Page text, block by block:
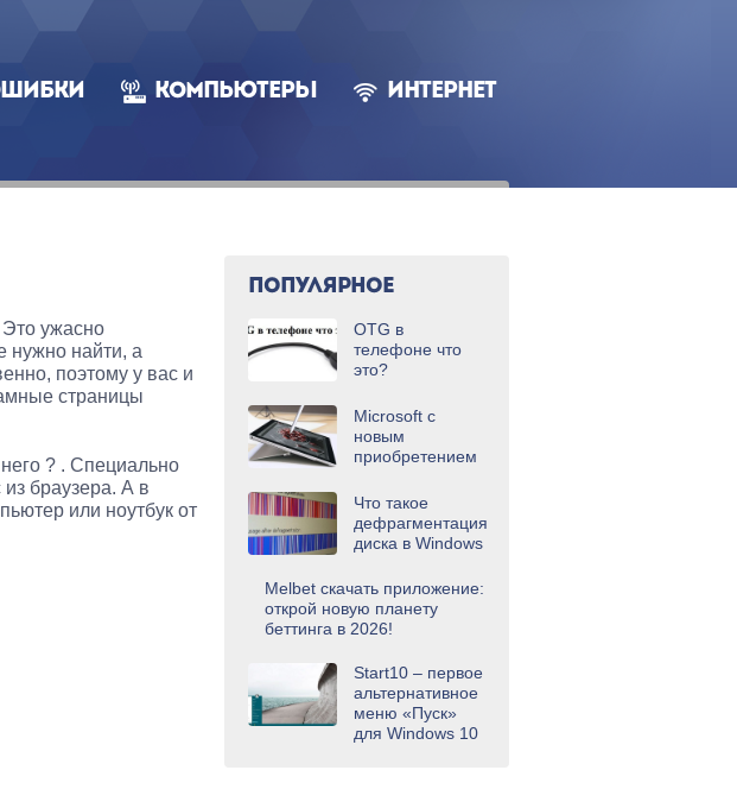
КОМПЬЮТЕРЫ ИНТЕРНЕТ
Это ужасно
нужно найти, а
поэтому у вас и
страницы
? . Специально
браузера. А в
или ноутбук от
ПОПУЛЯРНОЕ
OTG в
телефоне что
это?
Microsoft с
новым
приобретением
Что такое
дефрагментация
диска в Windows
Melbet скачать приложение:
открой новую планету
беттинга в 2026!
Start10 – первое
альтернативное
меню «Пуск»
для Windows 10